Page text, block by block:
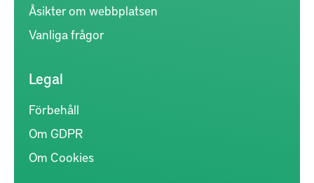
Åsikter om webbplatsen
Vanliga frågor
Legal
Förbehåll
Om GDPR
Om Cookies